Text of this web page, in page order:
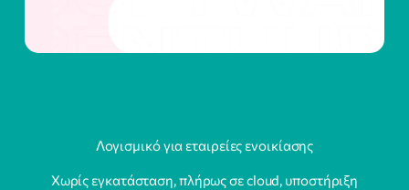
Λογισμικό για εταιρείες ενοικίασης
Χωρίς εγκατάσταση, πλήρως σε cloud, υποστήριξη